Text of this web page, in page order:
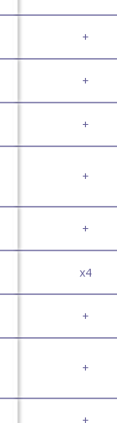
+
+
+
+
+
x4
+
+
+